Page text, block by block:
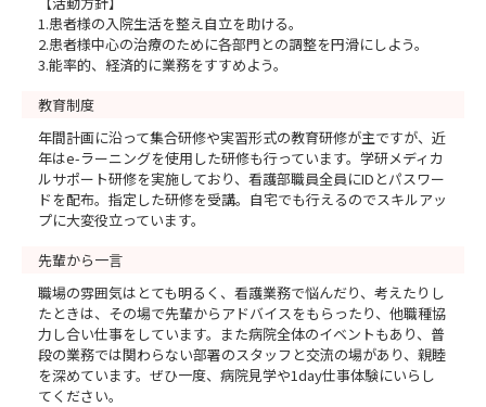
1.患者様の入院生活を整え自立を助ける。
2.患者様中心の治療のために各部門との調整を円滑にしよう。
3.能率的、経済的に業務をすすめよう。
教育制度
年間計画に沿って集合研修や実習形式の教育研修が主ですが、近
年はe-ラーニングを使用した研修も行っています。学研メディカ
ルサポート研修を実施しており、看護部職員全員にIDとパスワー
ドを配布。指定した研修を受講。自宅でも行えるのでスキルアッ
プに大変役立っています。
先輩から一言
職場の雰囲気はとても明るく、看護業務で悩んだり、考えたりし
たときは、その場で先輩からアドバイスをもらったり、他職種協
力し合い仕事をしています。また病院全体のイベントもあり、普
段の業務では関わらない部署のスタッフと交流の場があり、親睦
を深めています。ぜひ一度、病院見学や1day仕事体験にいらし
てください。